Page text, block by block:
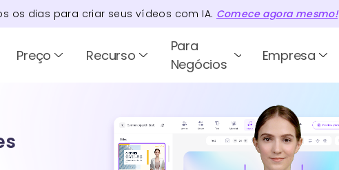
os dias para criar seus vídeos com IA. Comece agora mesmo!
Preço Recurso
Para
Negócios
Empresa